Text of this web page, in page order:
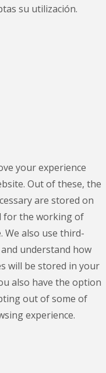
su utilización.
your experience
Out of these, the
are stored on
for the working of
We also use third-
understand how
will be stored in your
also have the option
out of some of
experience.